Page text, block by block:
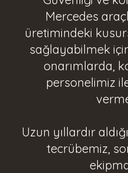
Mercedes
üretimindeki
sağlayabilmek
onarımlarda,
personelimiz
Uzun yıllardır
tecrübemiz,